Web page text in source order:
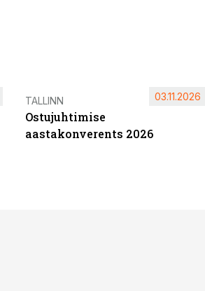
TALLINN
Ostujuhtimise
aastakonverents 2026
03.11.2026